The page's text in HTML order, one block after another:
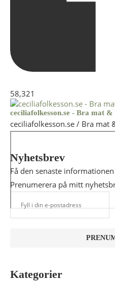
58,321
ceciliafolkesson.se - Bra mat &
ceciliafolkesson.se / Bra mat
Nyhetsbrev
Få den senaste
Prenumerera på mitt
Kategorier